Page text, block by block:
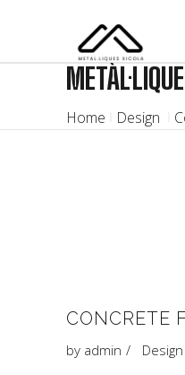
Home Design
CONCRETE
by admin Design